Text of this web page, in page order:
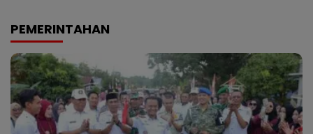
PEMERINTAHAN